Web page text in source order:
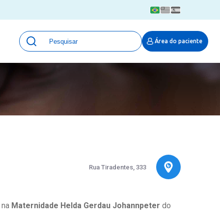
Área do paciente
Unidades
Qualidade e Segurança em saúde
Pesquisa Hospital Moinhos de Vento
Pronto Atendimento Digital
Rua Tiradentes, 333
Maternidade Helda Gerdau Johannpeter do